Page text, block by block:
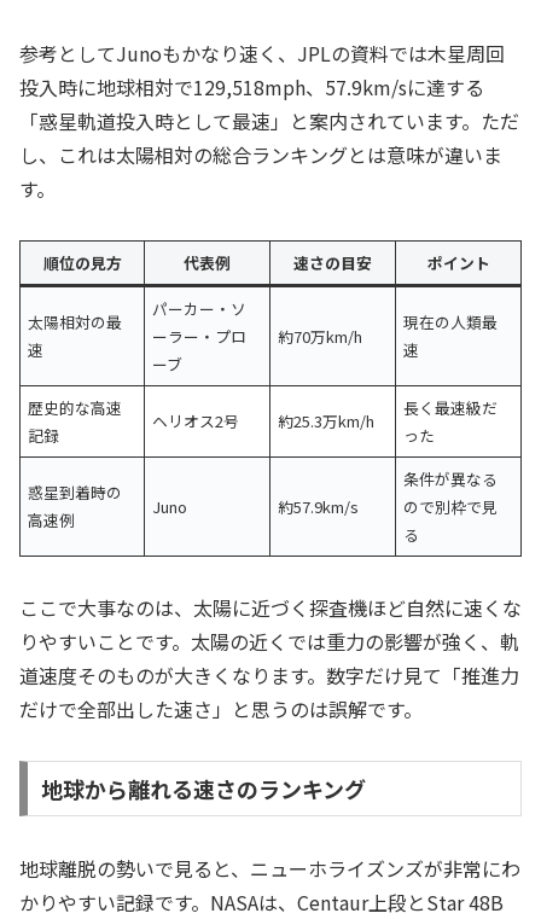
参考としてJunoもかなり速く、JPLの資料では木星周回
投入時に地球相対で129,518mph、57.9km/sに達する
「惑星軌道投入時として最速」と案内されています。ただ
し、これは太陽相対の総合ランキングとは意味が違いま
す。
順位の見方 代表例 速さの目安 ポイント
太陽相対の最
速
パーカー・ソ
ーラー・プロ
ーブ
約70万km/h
現在の人類最
速
歴史的な高速
記録
ヘリオス2号 約25.3万km/h
長く最速級だ
った
惑星到着時の
高速例
Juno 約57.9km/s
条件が異なる
ので別枠で見
る
ここで大事なのは、太陽に近づく探査機ほど自然に速くな
りやすいことです。太陽の近くでは重力の影響が強く、軌
道速度そのものが大きくなります。数字だけ見て「推進力
だけで全部出した速さ」と思うのは誤解です。
地球から離れる速さのランキング
地球離脱の勢いで見ると、ニューホライズンズが非常にわ
かりやすい記録です。NASAは、Centaur上段とStar 48B